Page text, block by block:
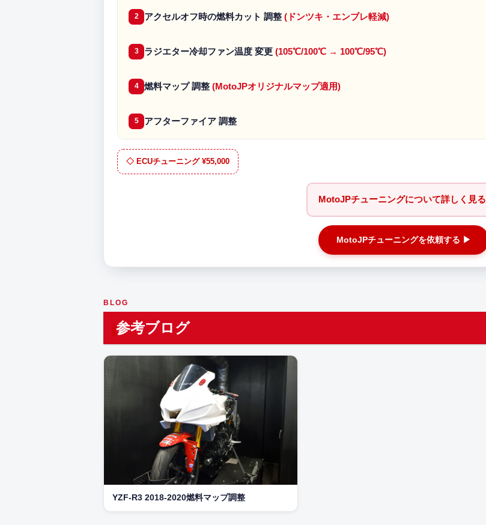
2 アクセルオフ時の燃料カット 調整 (ドンツキ・エンブレ軽減)
3 ラジエター冷却ファン温度 変更 (105℃/100℃ → 100℃/95℃)
4 燃料マップ 調整 (MotoJPオリジナルマップ適用)
5 アフターファイア 調整
◇ ECUチューニング ¥55,000
MotoJPチューニングについて詳しく見る
MotoJPチューニングを依頼する ▶
BLOG
参考ブログ
YZF-R3 2018-2020燃料マップ調整